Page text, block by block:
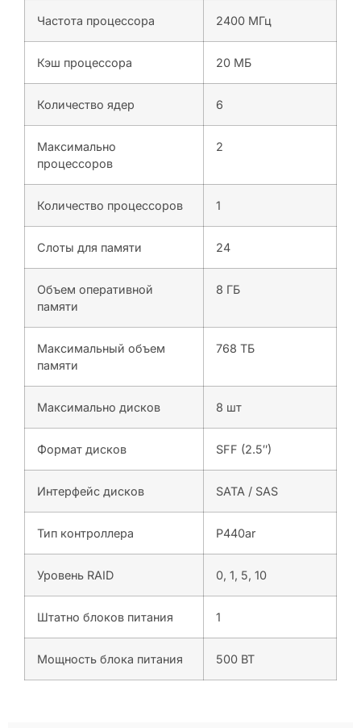
Частота процессора 2400 МГц
Кэш процессора 20 МБ
Количество ядер 6
Максимально
процессоров
2
Количество процессоров 1
Слоты для памяти 24
Объем оперативной
памяти
8 ГБ
Максимальный объем
памяти
768 ТБ
Максимально дисков 8 шт
Формат дисков SFF (2.5″)
Интерфейс дисков SATA / SAS
Тип контроллера P440ar
Уровень RAID 0, 1, 5, 10
Штатно блоков питания 1
Мощность блока питания 500 ВТ